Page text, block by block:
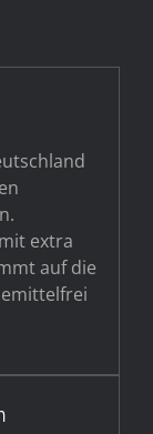
extra
auf die